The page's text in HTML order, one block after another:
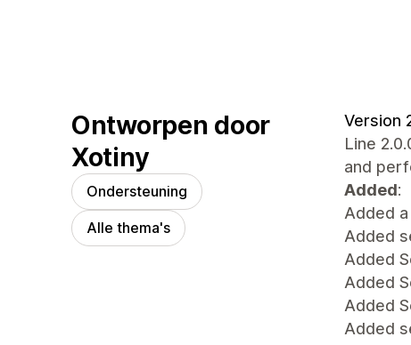
Ontworpen door
Xotiny
Ondersteuning
Alle thema's
Version
Line
and
Added:
Added
Added
Added
Added
Added
Added